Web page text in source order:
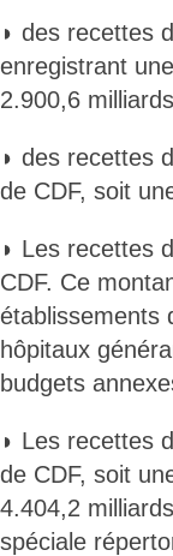
◗ des recettes
enregistrant
2.900,6
◗ des recettes
de CDF, soit
◗ Les recettes
CDF. Ce
établissements
hôpitaux
budgets
◗ Les recettes
de CDF, soit
4.404,2
spéciale